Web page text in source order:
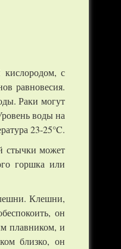
с
равновесия.
Раки могут
воды на
23-25°C.
стычки может
горшка или
Клешни,
он
плавником, и
близко, он